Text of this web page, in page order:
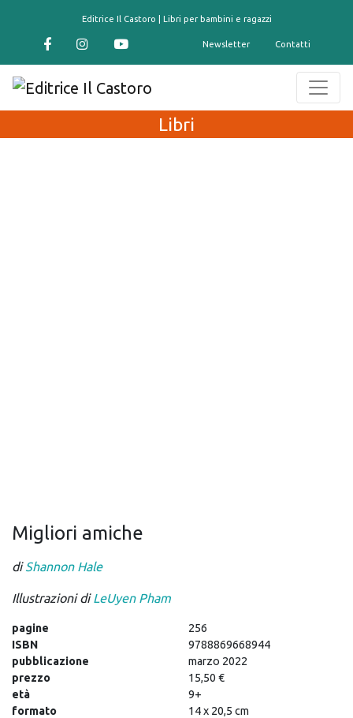
Editrice Il Castoro | Libri per bambini e ragazzi
Newsletter Contatti
Libri
Migliori amiche
diShannon Hale
Illustrazioni diLeUyen Pham
pagine
256
ISBN
9788869668944
pubblicazione
marzo 2022
prezzo
15,50 €
età
9+
formato
14 x 20,5 cm